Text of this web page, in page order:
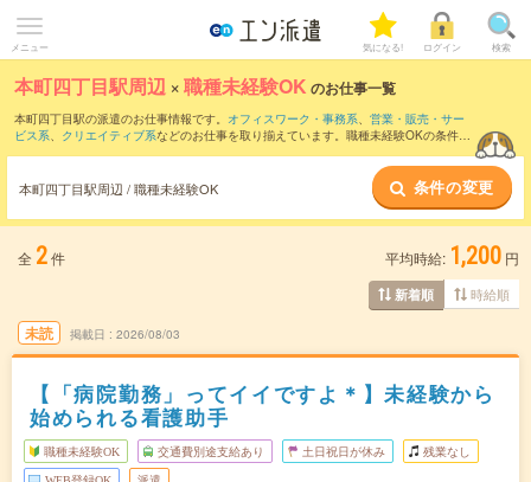
メニュー 気になる! ログイン 検索
本町四丁目駅周辺 ×職種未経験OK のお仕事一覧
本町四丁目駅の派遣のお仕事情報です。 オフィスワーク・事務系、 営業・販売・サー
ビス系、 クリエイティブ系などのお仕事を取り揃えています。職種未経験OKの条件の
本町四丁目駅周辺 / 職種未経験OK 条件の変更
全 2件 平均時給: 1,200 円
新着順 時給順
未読 掲載日 2026/08/03
【「病院勤務」ってイイですよ＊】未経験から
始められる看護助手
職種未経験OK 交通費別途支給あり 土日祝日が休み 残業なし
WEB登録OK 派遣